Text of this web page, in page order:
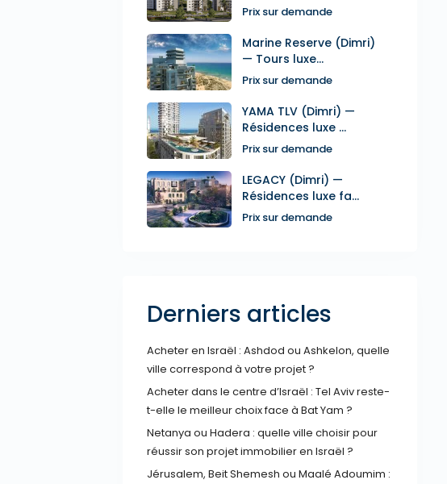
Prix sur demande
Marine Reserve (Dimri)
— Tours luxe...
Prix sur demande
YAMA TLV (Dimri) —
Résidences luxe ...
Prix sur demande
LEGACY (Dimri) —
Résidences luxe fa...
Prix sur demande
Derniers articles
Acheter en Israël : Ashdod ou Ashkelon, quelle
ville correspond à votre projet ?
Acheter dans le centre d’Israël : Tel Aviv reste-
t-elle le meilleur choix face à Bat Yam ?
Netanya ou Hadera : quelle ville choisir pour
réussir son projet immobilier en Israël ?
Jérusalem, Beit Shemesh ou Maalé Adoumim :